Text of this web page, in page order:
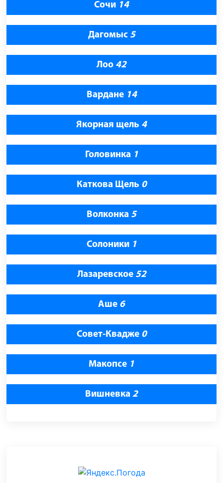
Сочи 14
Дагомыс 5
Лоо 42
Вардане 14
Якорная щель 4
Головинка 1
Каткова Щель 0
Волконка 5
Солоники 1
Лазаревское 52
Аше 6
Совет-Квадже 0
Макопсе 1
Вишневка 2